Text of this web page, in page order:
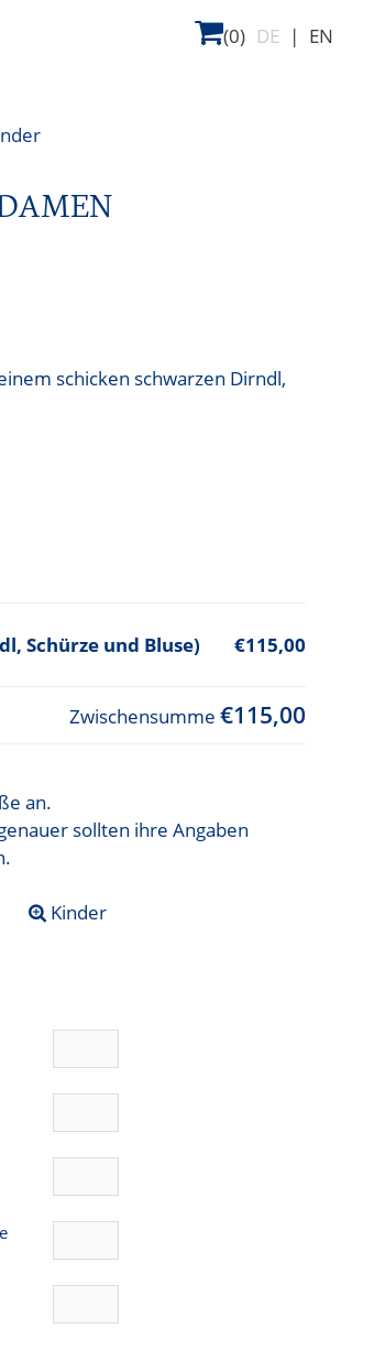
(0) DE | EN
schicken schwarzen Dirndl,
Schürze und Bluse) €115,00
Zwischensumme €115,00
an.
sollten ihre Angaben
Kinder